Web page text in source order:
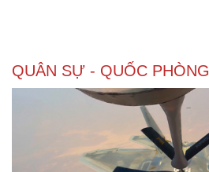
QUÂN SỰ - QUỐC PHÒNG